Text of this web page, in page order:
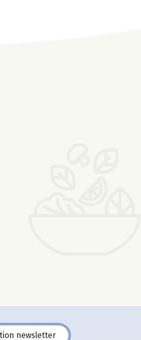
newsletter